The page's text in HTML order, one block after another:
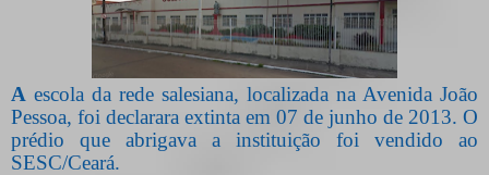
A escola da rede salesiana, localizada na Avenida João
Pessoa, foi declarara extinta em 07 de junho de 2013. O
prédio que abrigava a instituição foi vendido ao
SESC/Ceará.